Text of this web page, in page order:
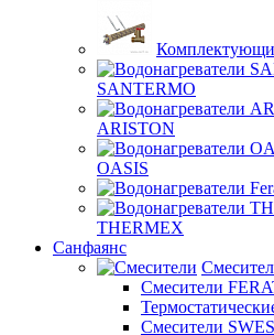
SANTERMO
ARISTON
OASIS
THERMEX
Санфаянс
Смесители
Смесители SWES